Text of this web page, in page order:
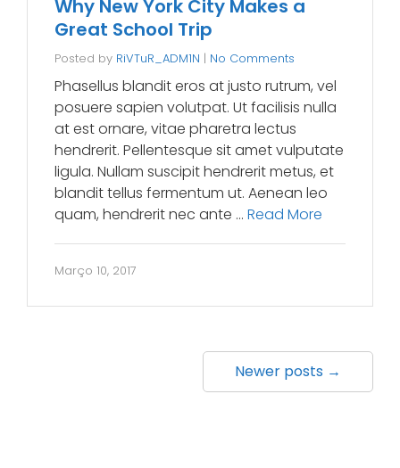
Why New York City Makes a
Great School Trip
Posted by RiVTuR_ADM1N | No Comments
Phasellus blandit eros at justo rutrum, vel
posuere sapien volutpat. Ut facilisis nulla
at est ornare, vitae pharetra lectus
hendrerit. Pellentesque sit amet vulputate
ligula. Nullam suscipit hendrerit metus, et
blandit tellus fermentum ut. Aenean leo
quam, hendrerit nec ante … Read More
Março 10, 2017
Newer posts →